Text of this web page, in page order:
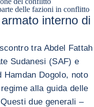
delle fazioni in conflitto
interno di
tra Abdel Fattah
Sudanesi (SAF) e
Hamdan Dogolo, noto
alla guida delle
due generali –